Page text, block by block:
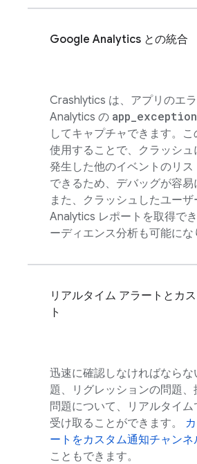
Google Analytics との統合
Crashlytics は、アプリのエ
Analytics の app exception
してキャプチャできます。こ
使用することで、クラッシュ
発生した他のイベントのリス
できるため、デバッグが容易
また、クラッシュしたユーザ
Analytics レポートを取得で
ーディエンス分析も可能にな
リアルタイム アラートとカ
ト
迅速に確認しなければならな
題、リグレッションの問題、
問題について、リアルタイム
受け取ることができます。
ートをカスタム通知チャンネ
こともできます。